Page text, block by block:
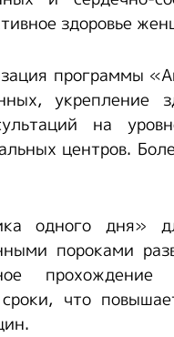
здоровье
программы
укрепление
на
центров.
одного дня»
пороками
что